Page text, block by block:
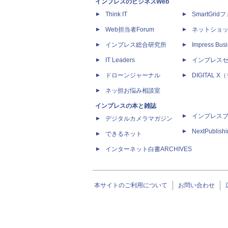
インプレスのビジネスWeb
Think IT
Web担当者Forum
インプレス総合研究所
IT Leaders
ドローンジャーナル
ネッ担お悩み相談室
インプレスの本と雑誌
デジタルカメラマガジン
できるネット
インターネット白書ARCHIVES
SmartGridフ
ネットショ
Impress
インプレス
DIGITAL X（
インプレス
本サイトのご利用について お問い合わせ